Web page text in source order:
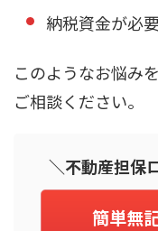
納税資金が必
このようなお悩み
ご相談ください。
＼不動産担保
簡単無